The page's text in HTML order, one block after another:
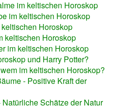
im keltischen Horoskop
im keltischen Horoskop
Horoskop
keltischen Horoskop
im keltischen Horoskop
und Harry Potter?
im keltischen Horoskop?
- Positive Kraft der
Schätze der Natur